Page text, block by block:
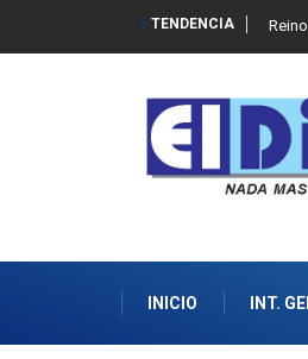
TENDENCIA
INICIO INT.